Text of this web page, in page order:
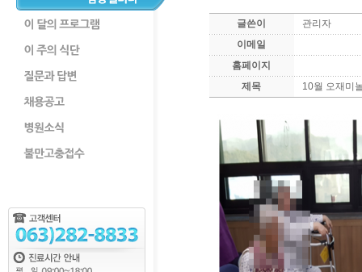
병원둘
부서
찾아오
글쓴이
관리자
이메일
홈페이지
제목
10월 오재미